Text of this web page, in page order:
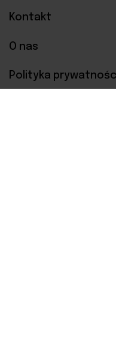
Kontakt
O nas
Polityka